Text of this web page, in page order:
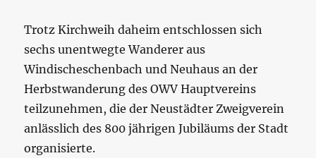
Trotz Kirchweih daheim entschlossen sich
sechs unentwegte Wanderer aus
Windischeschenbach und Neuhaus an der
Herbstwanderung des OWV Hauptvereins
teilzunehmen, die der Neustädter Zweigverein
anlässlich des 800 jährigen Jubiläums der Stadt
organisierte.